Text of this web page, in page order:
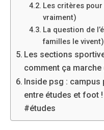
Les critères pour
vraiment)
La question de
familles le vivent)
Les sections
comment ça marche
Inside psg :
entre études et foot
#études